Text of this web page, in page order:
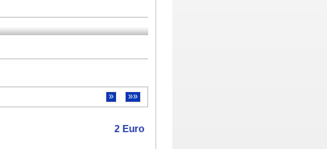
» »»
2 Euro